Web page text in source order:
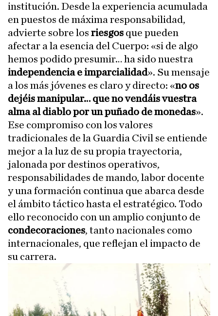
institución. Desde la experiencia acumulada
en puestos de máxima responsabilidad,
advierte sobre los riesgos que pueden
afectar a la esencia del Cuerpo: «si de algo
hemos podido presumir… ha sido nuestra
independencia e imparcialidad». Su mensaje
a los más jóvenes es claro y directo: «no os
dejéis manipular… que no vendáis vuestra
alma al diablo por un puñado de monedas».
Ese compromiso con los valores
tradicionales de la Guardia Civil se entiende
mejor a la luz de su propia trayectoria,
jalonada por destinos operativos,
responsabilidades de mando, labor docente
y una formación continua que abarca desde
el ámbito táctico hasta el estratégico. Todo
ello reconocido con un amplio conjunto de
condecoraciones, tanto nacionales como
internacionales, que reflejan el impacto de
su carrera.